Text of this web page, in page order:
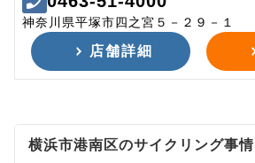
神奈川県平塚市四之宮５－２９－１
店舗詳細
横浜市港南区のサイクリング事情